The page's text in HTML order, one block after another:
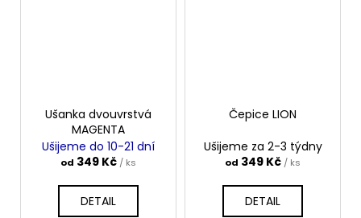
Ušanka dvouvrstvá
MAGENTA
Ušijeme do 10-21 dní
od 349 Kč / ks
DETAIL
Čepice LION
Ušijeme za 2-3 týdny
od 349 Kč / ks
DETAIL